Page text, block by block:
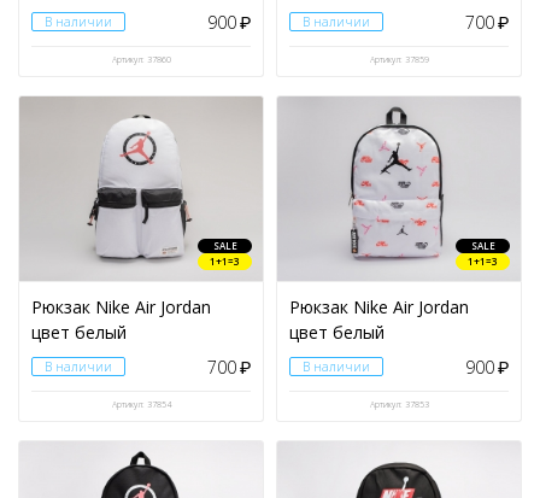
В наличии 900₽
Артикул: 37860
В наличии 700₽
Артикул: 37859
SALE
1+1=3
Рюкзак Nike Air Jordan
цвет белый
В наличии 700₽
Артикул: 37854
SALE
1+1=3
Рюкзак Nike Air Jordan
цвет белый
В наличии 900₽
Артикул: 37853